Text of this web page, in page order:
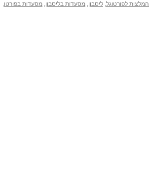
המלצות לפורטוגל, ליסבון, מסעדות בליסבון, מסעדות בפורטו,